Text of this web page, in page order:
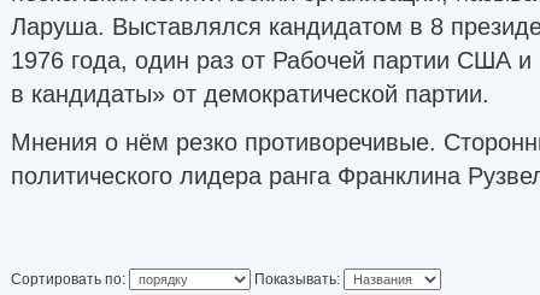
Ларуша. Выставлялся кандидатом в 8
1976 года, один раз от Рабочей партии США и
в кандидаты» от демократической партии.
Мнения о нём резко противоречивые.
политического лидера ранга Франклина
культа, фашистом и антисемитом[1]. Фонд
Сортировать по: Показывать: